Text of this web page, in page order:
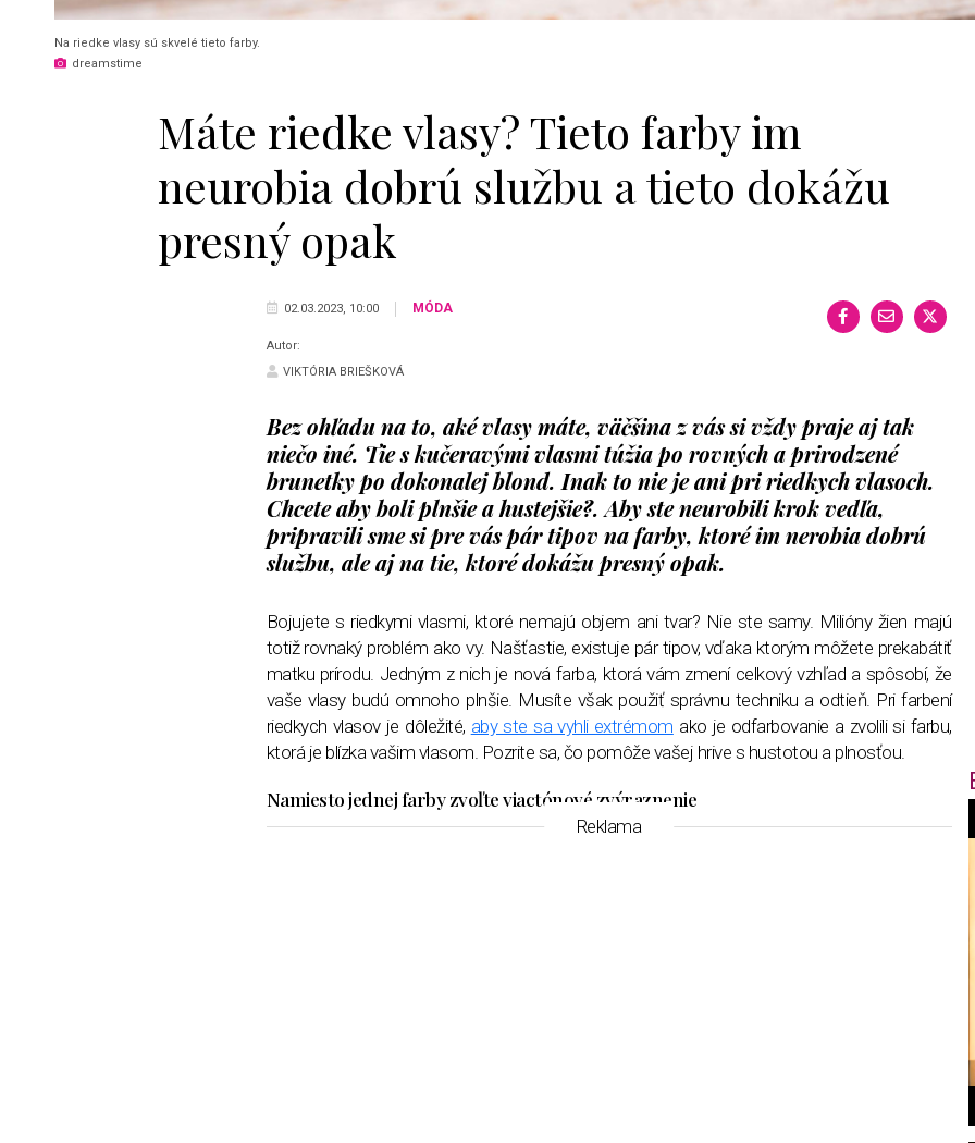
Na riedke vlasy sú skvelé tieto farby.
dreamstime
Máte riedke vlasy? Tieto farby im
neurobia dobrú službu a tieto dokážu
presný opak
02.03.2023, 10:00 MÓDA
Autor:
VIKTÓRIA BRIEŠKOVÁ
Bez ohľadu na to, aké vlasy máte, väčšina z vás si vždy praje aj tak
niečo iné. Tie s kučeravými vlasmi túžia po rovných a prirodzené
brunetky po dokonalej blond. Inak to nie je ani pri riedkych vlasoch.
Chcete aby boli plnšie a hustejšie?. Aby ste neurobili krok vedľa,
pripravili sme si pre vás pár tipov na farby, ktoré im nerobia dobrú
službu, ale aj na tie, ktoré dokážu presný opak.
Bojujete s riedkymi vlasmi, ktoré nemajú objem ani tvar? Nie ste samy. Milióny žien majú
totiž rovnaký problém ako vy. Našťastie, existuje pár tipov, vďaka ktorým môžete prekabátiť
matku prírodu. Jedným z nich je nová farba, ktorá vám zmení celkový vzhľad a spôsobí, že
vaše vlasy budú omnoho plnšie. Musíte však použiť správnu techniku a odtieň. Pri farbení
riedkych vlasov je dôležité, aby ste sa vyhli extrémom ako je odfarbovanie a zvolili si farbu,
ktorá je blízka vašim vlasom. Pozrite sa, čo pomôže vašej hrive s hustotou a plnosťou.
Namiesto jednej farby zvoľte viactónové zvýraznenie
Reklama
f
s